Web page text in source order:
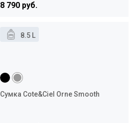
8 790 руб.
8.5 L
Сумка Cote&Ciel Orne Smooth